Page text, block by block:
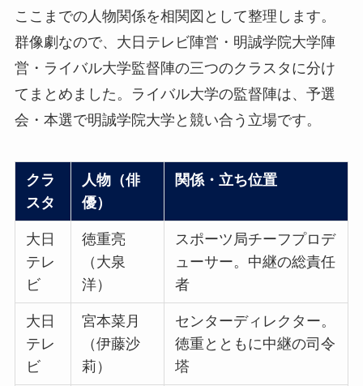
ここまでの人物関係を相関図として整理します。
群像劇なので、大日テレビ陣営・明誠学院大学陣
営・ライバル大学監督陣の三つのクラスタに分け
てまとめました。ライバル大学の監督陣は、予選
会・本選で明誠学院大学と競い合う立場です。
クラ
スタ
人物（俳
優）
関係・立ち位置
大日
テレ
ビ
徳重亮
（大泉
洋）
スポーツ局チーフプロデ
ューサー。中継の総責任
者
大日
テレ
ビ
宮本菜月
（伊藤沙
莉）
センターディレクター。
徳重とともに中継の司令
塔